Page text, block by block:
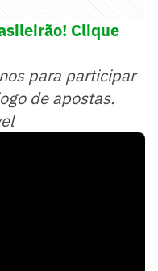
Clique
para participar
de apostas.